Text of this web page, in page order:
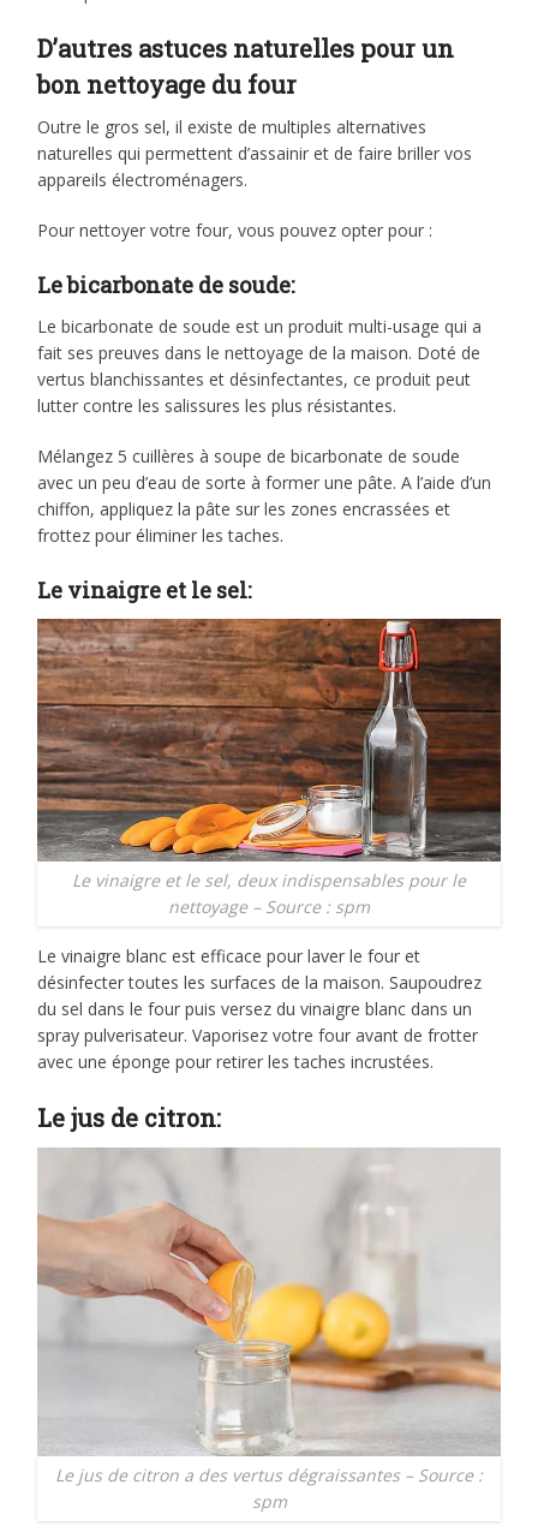
D’autres astuces naturelles pour un
bon nettoyage du four
Outre le gros sel, il existe de multiples alternatives
naturelles qui permettent d’assainir et de faire briller vos
appareils électroménagers.
Pour nettoyer votre four, vous pouvez opter pour :
Le bicarbonate de soude:
Le bicarbonate de soude est un produit multi-usage qui a
fait ses preuves dans le nettoyage de la maison. Doté de
vertus blanchissantes et désinfectantes, ce produit peut
lutter contre les salissures les plus résistantes.
Mélangez 5 cuillères à soupe de bicarbonate de soude
avec un peu d’eau de sorte à former une pâte. A l’aide d’un
chiffon, appliquez la pâte sur les zones encrassées et
frottez pour éliminer les taches.
Le vinaigre et le sel:
Le vinaigre et le sel, deux indispensables pour le
nettoyage – Source : spm
Le vinaigre blanc est efficace pour laver le four et
désinfecter toutes les surfaces de la maison. Saupoudrez
du sel dans le four puis versez du vinaigre blanc dans un
spray pulverisateur. Vaporisez votre four avant de frotter
avec une éponge pour retirer les taches incrustées.
Le jus de citron:
Le jus de citron a des vertus dégraissantes – Source :
spm